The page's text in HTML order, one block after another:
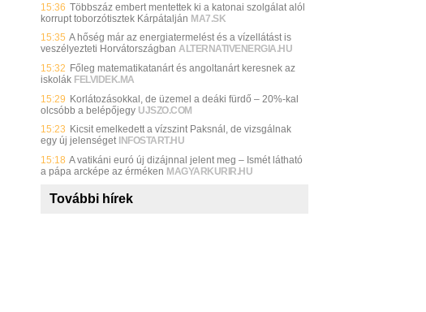
15:36 Többszáz embert mentettek ki a katonai szolgálat alól
korrupt toborzótisztek Kárpátalján MA7.SK
15:35 A hőség már az energiatermelést és a vízellátást is
veszélyezteti Horvátországban ALTERNATIVENERGIA.HU
15:32 Főleg matematikatanárt és angoltanárt keresnek az
iskolák FELVIDEK.MA
15:29 Korlátozásokkal, de üzemel a deáki fürdő – 20%-kal
olcsóbb a belépőjegy UJSZO.COM
15:23 Kicsit emelkedett a vízszint Paksnál, de vizsgálnak
egy új jelenséget INFOSTART.HU
15:18 A vatikáni euró új dizájnnal jelent meg – Ismét látható
a pápa arcképe az érméken MAGYARKURIR.HU
További hírek